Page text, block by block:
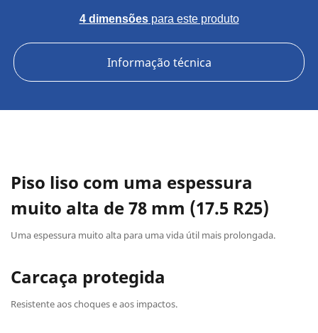
4 dimensõespara este produto
Informação técnica
Piso liso com uma espessura
muito alta de 78 mm (17.5 R25)
Uma espessura muito alta para uma vida útil mais prolongada.
Carcaça protegida
Resistente aos choques e aos impactos.